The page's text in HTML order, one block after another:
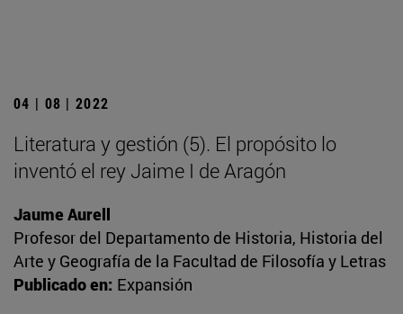
04 | 08 | 2022
Literatura y gestión (5). El propósito lo
inventó el rey Jaime I de Aragón
Jaume Aurell
Profesor del Departamento de Historia, Historia del
Arte y Geografía de la Facultad de Filosofía y Letras
Publicado en: Expansión